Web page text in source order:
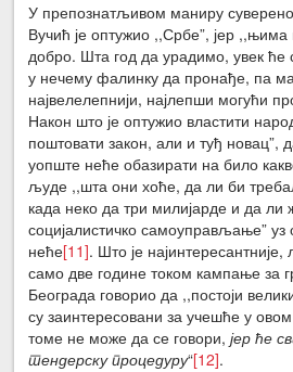
У препознатљивом маниру
Вучић је оптужио ,,Србе”, јер
добро. Шта год да урадимо, увек ће
у нечему фалинку да пронађе, па
највелелепнији, најлепши могући
Након што је оптужио властити
поштовати закон, али и туђ новац”,
уопште неће обазирати на било
људе ,,шта они хоће, да ли би
када неко да три милијарде и да ли
социјалистичко самоуправљање” уз
неће[11]. Што је
само две године током кампање за
Београда говорио да ,,постоји
су заинтересовани за учешће у
томе не може да се говори,јер ће
тендерску процедуру“[12].